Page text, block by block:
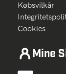
Købsvilkår
Cookies
Mine